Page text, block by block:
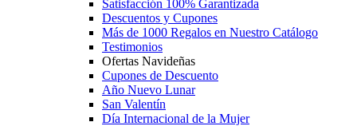
Satisfacción 100% Garantizada
Descuentos y Cupones
Más de 1000 Regalos en Nuestro Catálogo
Testimonios
Ofertas Navideñas
Cupones de Descuento
Año Nuevo Lunar
San Valentín
Día Internacional de la Mujer